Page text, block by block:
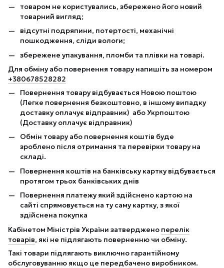
товаром не користувались, збережено його новий
товарний вигляд;
відсутні подряпини, потертості, механічні
пошкодження, сліди вологи;
збережене упакування, пломби та плівки на товарі.
Для обміну або повернення товару напишіть за номером
+380678528282
Повернення товару відбувається Новою поштою
(Легке повернення безкоштовно, в іншому випадку
доставку оплачує відправник) або Укрпоштою
(Доставку оплачує відправник)
Обмін товару або повернення коштів буде
зроблено після отримання та перевірки товару на
складі.
Повернення коштів на банківську картку відбувається
протягом трьох банківських днів
Повернення платежу який здійснено картою на
сайті спрямовується на ту саму картку, з якої
здійснена покупка
Кабінетом Міністрів України затверджено перелік
товарів, які не підлягають поверненню чи обміну.
Такі товари підлягають виключно гарантійному
обслуговуванню якщо це передбачено виробником.